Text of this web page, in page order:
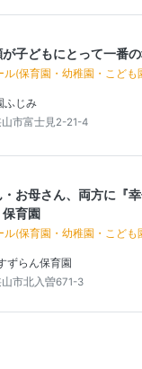
子どもにとって一番の
ル(保育園・幼稚園・こども
ふじみ
市富士見2-21-4
お母さん、両方に『
育園
ル(保育園・幼稚園・こども
ずらん保育園
市北入曽671-3